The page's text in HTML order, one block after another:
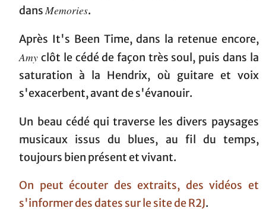
dansMemories.
Après It's Been Time, dans la retenue encore,
Amy clôt le cédé de façon très soul, puis dans la
saturation à la Hendrix, où guitare et voix
s'exacerbent, avant de s'évanouir.
Un beau cédé qui traverse les divers paysages
musicaux issus du blues, au fil du temps,
toujours bien présent et vivant.
On peut écouter des extraits, des vidéos et
s'informer des dates sur le site de R2J.